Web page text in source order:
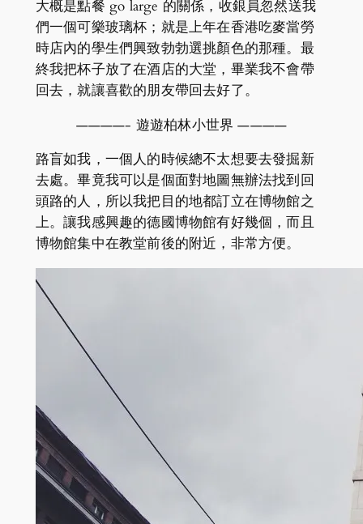
大概是點餐 go large 的關係，收銀員忽然送我
們一個可樂玻璃杯；就是上年在香港吃麥當勞
時店內的學生們興致勃勃選挑顏色的那種。最
終我把杯子放了在酒店的大堂，畢業我不會帶
回去，就讓喜歡的朋友帶回去好了。
————- 遊遊柏林小世界 ————
路盲如我，一個人的時候總不太想要去發掘新
去處。畢竟我可以是個面對地圖無辦法找到回
頭路的人，所以我把目的地都訂立在博物館之
上。讓我感興趣的德國博物館有好幾個，而且
博物館集中在教堂前後的附近，非常方便。